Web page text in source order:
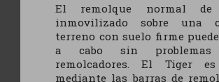
El remolque normal
inmovilizado sobre una
terreno con suelo firme
a cabo sin
remolcadores. El Tiger es
mediante las barras de